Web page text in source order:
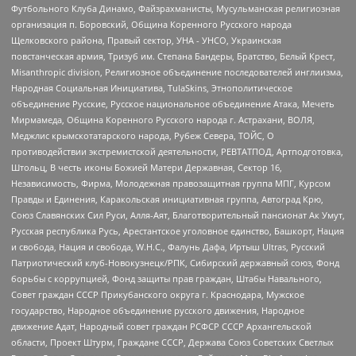
Футбольного Клуба Динамо, Файзрахманисты, Мусульманская религиозная
организация п. Боровский, Община Коренного Русского народа
Щелковского района, Правый сектор, УНА - УНСО, Украинская
повстанческая армия, Тризуб им. Степана Бандеры, Братство, Белый Крест,
Misanthropic division, Религиозное объединение последователей инглиизма,
Народная Социальная Инициатива, TulaSkins, Этнополитическое
объединение Русские, Русское национальное объединение Атака, Мечеть
Мирмамеда, Община Коренного Русского народа г. Астрахани, ВОЛЯ,
Меджлис крымскотатарского народа, Рубеж Севера, ТОЙС, О
противодействии экстремистской деятельности, РЕВТАТПОД, Артподготовка,
Штольц, В честь иконы Божией Матери Державная, Сектор 16,
Независимость, Фирма, Молодежная правозащитная группа МПГ, Курсом
Правды и Единения, Каракольская инициативная группа, Автоград Крю,
Союз Славянских Сил Руси, Алля-Аят, Благотворительный пансионат Ак Умут,
Русская республика Русь, Арестантское уголовное единство, Башкорт, Нация
и свобода, Нация и свобода, W.H.С., Фалунь Дафа, Иртыш Ultras, Русский
Патриотический клуб-Новокузнецк/РПК, Сибирский державный союз, Фонд
борьбы с коррупцией, Фонд защиты прав граждан, Штабы Навального,
Совет граждан СССР Прикубанского округа г. Краснодара, Мужское
государство, Народное объединение русского движения, Народное
движение Адат, Народный совет граждан РСФСР СССР Архангельской
области, Проект Штурм, Граждане СССР, Держава Союз Советских Светлых